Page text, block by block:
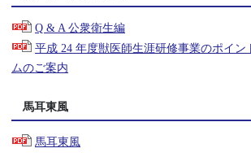
Q & A 公衆衛生編
平成 24 年度獣医師生涯研修事業のポイン
ムのご案内
馬耳東風
馬耳東風